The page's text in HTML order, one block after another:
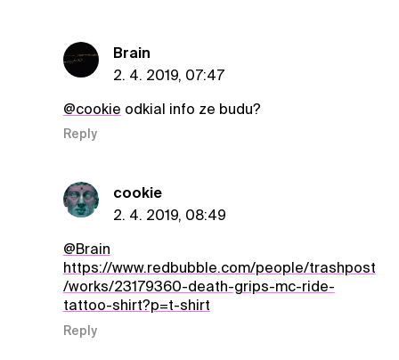
Brain
2. 4. 2019, 07:47
@cookie odkial info ze budu?
Reply
cookie
2. 4. 2019, 08:49
@Brain
https://www.redbubble.com/people/trashpost
/works/23179360-death-grips-mc-ride-
tattoo-shirt?p=t-shirt
Reply